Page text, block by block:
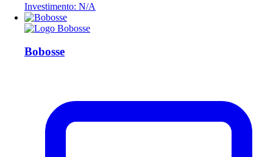
Investimento: N/A
Bobosse